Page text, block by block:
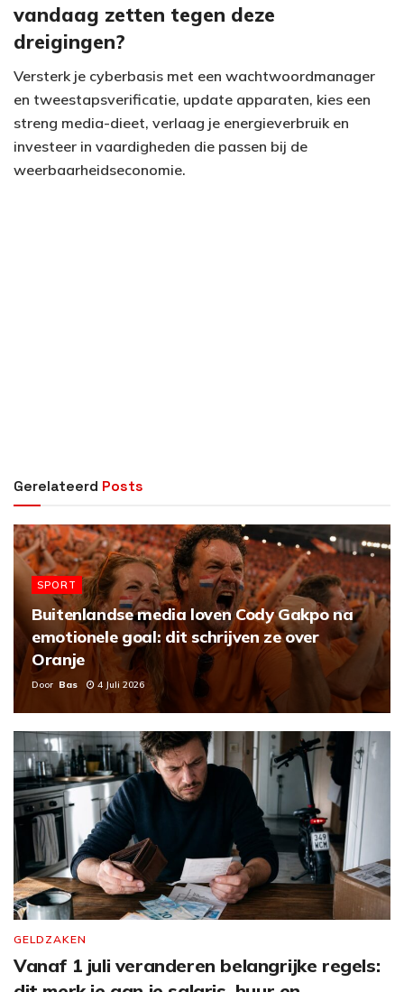
vandaag zetten tegen deze
dreigingen?
Versterk je cyberbasis met een wachtwoordmanager
en tweestapsverificatie, update apparaten, kies een
streng media-dieet, verlaag je energieverbruik en
investeer in vaardigheden die passen bij de
weerbaarheidseconomie.
Gerelateerd Posts
SPORT
Buitenlandse media loven Cody Gakpo na
emotionele goal: dit schrijven ze over
Oranje
Door Bas 4 Juli 2026
GELDZAKEN
Vanaf 1 juli veranderen belangrijke regels: